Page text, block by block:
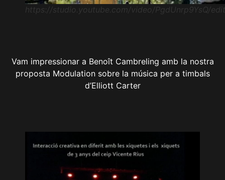
https://studio.youtube.com/video/PgdUnrp9YsQ/edit
Vam impressionar a Benoît Cambreling amb la nostra
proposta Modulation sobre la música per a timbals
d’Elliott Carter